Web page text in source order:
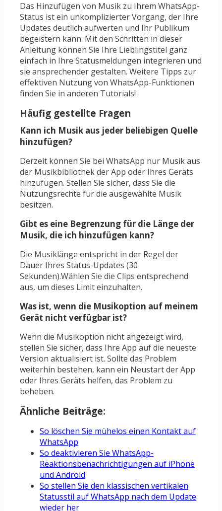
Das Hinzufügen von Musik zu Ihrem WhatsApp-
Status ist ein unkomplizierter Vorgang, der Ihre
Updates deutlich aufwerten und Ihr Publikum
begeistern kann. Mit den Schritten in dieser
Anleitung können Sie Ihre Lieblingstitel ganz
einfach in Ihre Statusmeldungen integrieren und
sie ansprechender gestalten. Weitere Tipps zur
effektiven Nutzung von WhatsApp-Funktionen
finden Sie in anderen Tutorials!
Häufig gestellte Fragen
Kann ich Musik aus jeder beliebigen Quelle
hinzufügen?
Derzeit können Sie bei WhatsApp nur Musik aus
der Musikbibliothek der App oder Ihres Geräts
hinzufügen. Stellen Sie sicher, dass Sie die
Nutzungsrechte für die ausgewählte Musik
besitzen.
Gibt es eine Begrenzung für die Länge der
Musik, die ich hinzufügen kann?
Die Musiklänge entspricht in der Regel der
Dauer Ihres Status-Updates (30
Sekunden).Wählen Sie die Clips entsprechend
aus, um dieses Limit einzuhalten.
Was ist, wenn die Musikoption auf meinem
Gerät nicht verfügbar ist?
Wenn die Musikoption nicht angezeigt wird,
stellen Sie sicher, dass Ihre App auf die neueste
Version aktualisiert ist. Sollte das Problem
weiterhin bestehen, kann ein Neustart der App
oder Ihres Geräts helfen, das Problem zu
beheben.
Ähnliche Beiträge:
So löschen Sie mühelos einen Kontakt auf
WhatsApp
So deaktivieren Sie WhatsApp-
Reaktionsbenachrichtigungen auf iPhone
und Android
So stellen Sie den klassischen vertikalen
Statusstil auf WhatsApp nach dem Update
wieder her